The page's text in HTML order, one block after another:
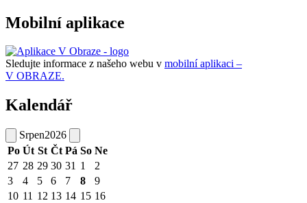
Mobilní aplikace
Sledujte informace z našeho webu v mobilní aplikaci –
V OBRAZE.
Kalendář
Srpen2026
Po Út St Čt Pá So Ne
27 28 29 30 31 1
2
3
4 5 6 7 8
9
10 11 12 13 14 15 16